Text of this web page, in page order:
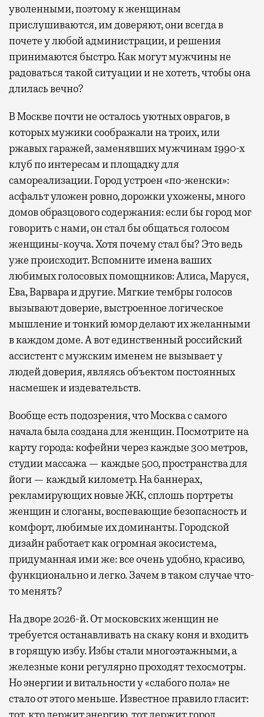
уволенными, поэтому к женщинам
прислушиваются, им доверяют, они всегда в
почете у любой администрации, и решения
принимаются быстро. Как могут мужчины не
радоваться такой ситуации и не хотеть, чтобы она
длилась вечно?
В Москве почти не осталось уютных оврагов, в
которых мужики соображали на троих, или
ржавых гаражей, заменявших мужчинам 1990-х
клуб по интересам и площадку для
самореализации. Город устроен «по-женски»:
асфальт уложен ровно, дорожки ухожены, много
домов образцового содержания: если бы город мог
говорить с нами, он стал бы общаться голосом
женщины-коуча. Хотя почему стал бы? Это ведь
уже происходит. Вспомните имена ваших
любимых голосовых помощников: Алиса, Маруся,
Ева, Варвара и другие. Мягкие тембры голосов
вызывают доверие, выстроенное логическое
мышление и тонкий юмор делают их желанными
в каждом доме. А вот единственный российский
ассистент с мужским именем не вызывает у
людей доверия, являясь объектом постоянных
насмешек и издевательств.
Вообще есть подозрения, что Москва с самого
начала была создана для женщин. Посмотрите на
карту города: кофейни через каждые 300 метров,
студии массажа — каждые 500, пространства для
йоги — каждый километр. На баннерах,
рекламирующих новые ЖК, сплошь портреты
женщин и слоганы, воспевающие безопасность и
комфорт, любимые их доминанты. Городской
дизайн работает как огромная экосистема,
придуманная ими же: все очень удобно, красиво,
функционально и легко. Зачем в таком случае что-
то менять?
На дворе 2026-й. От московских женщин не
требуется останавливать на скаку коня и входить
в горящую избу. Избы стали многоэтажными, а
железные кони регулярно проходят техосмотры.
Но энергии и витальности у «слабого пола» не
стало от этого меньше. Известное правило гласит: